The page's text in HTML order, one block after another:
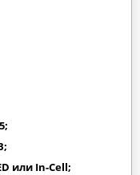
или In-Cell;